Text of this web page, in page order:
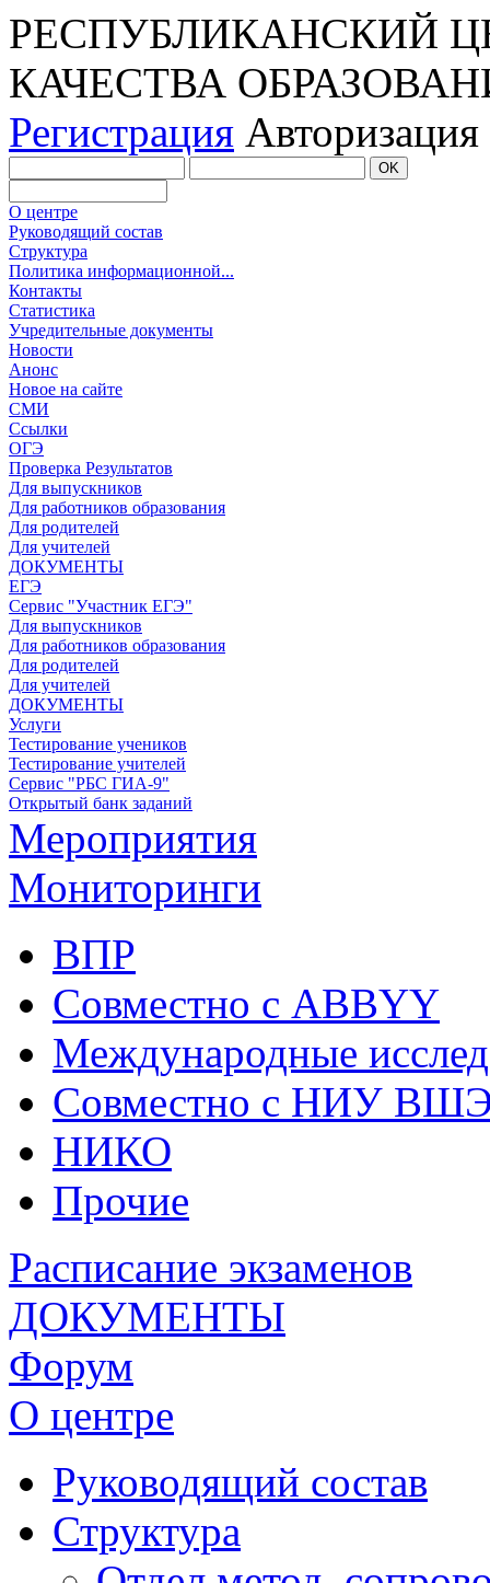
РЕСПУБЛИКАНСКИЙ
КАЧЕСТВА
Регистрация Авторизация
О центре
Руководящий состав
Структура
Политика информационной...
Контакты
Статистика
Учредительные документы
Новости
Анонс
Новое на сайте
СМИ
Ссылки
ОГЭ
Проверка Результатов
Для выпускников
Для работников образования
Для родителей
Для учителей
ДОКУМЕНТЫ
ЕГЭ
Сервис "Участник ЕГЭ"
Для выпускников
Для работников образования
Для родителей
Для учителей
ДОКУМЕНТЫ
Услуги
Тестирование учеников
Тестирование учителей
Сервис "РБС ГИА-9"
Открытый банк заданий
Мероприятия
Мониторинги
ВПР
Совместно с ABBYY
Международные
Совместно с НИУ
НИКО
Прочие
Расписание экзаменов
ДОКУМЕНТЫ
Форум
О центре
Руководящий состав
Структура